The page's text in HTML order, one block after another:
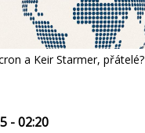
a Keir Starmer, přátelé?
- 02:20